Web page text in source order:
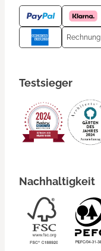
Rechnung
Testsieger
Nachhaltigkeit